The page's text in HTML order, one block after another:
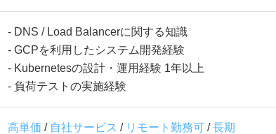
- DNS / Load Balancerに関する知識
- GCPを利用したシステム開発経験
- Kubernetesの設計・運用経験 1年以上
- 負荷テストの実施経験
高単価 / 自社サービス / リモート勤務可 /長期